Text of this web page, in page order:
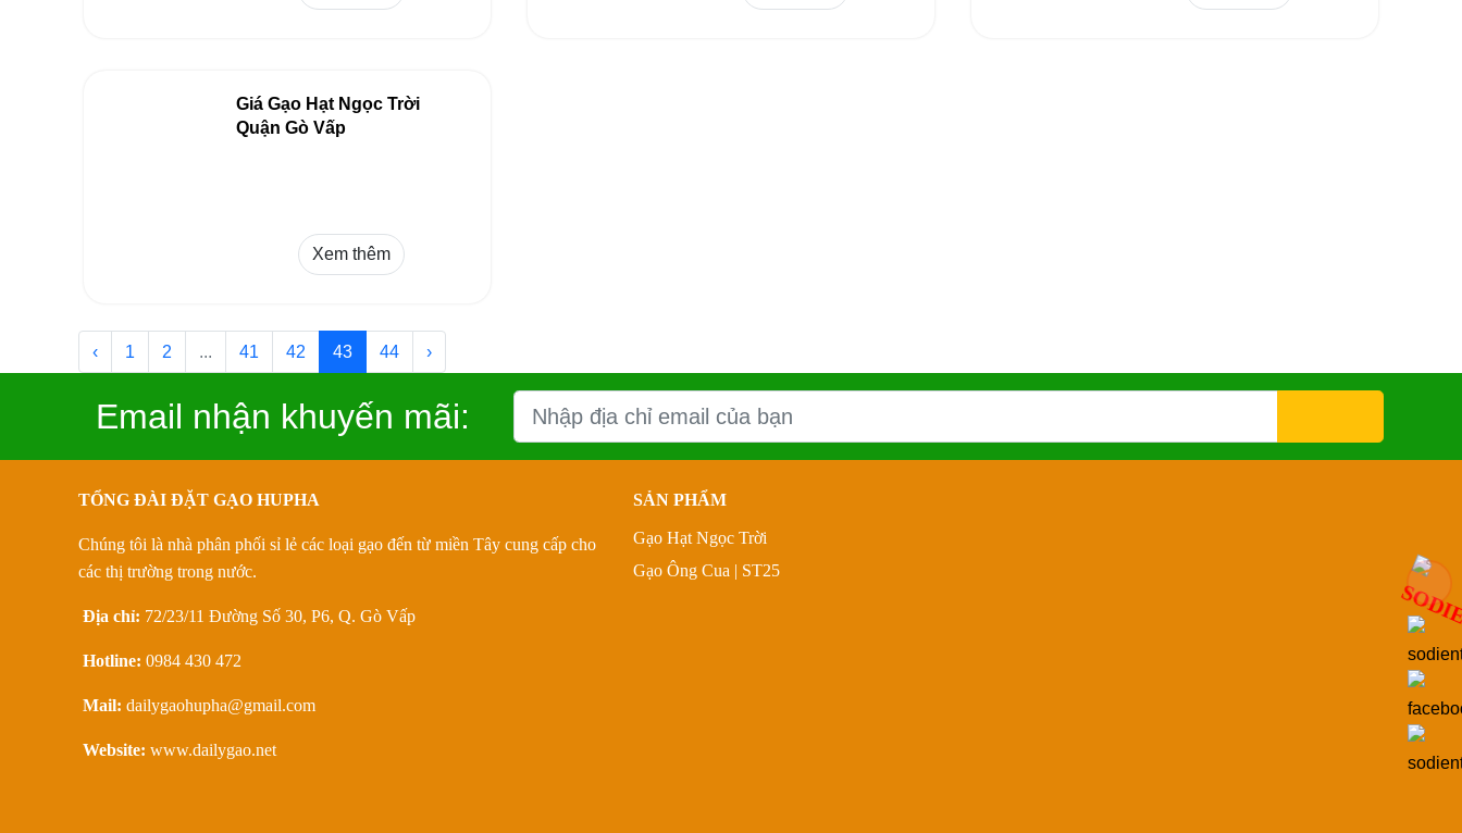
Giá Gạo Hạt Ngọc Trời
Quận Gò Vấp
Xem thêm
‹ 1 2 ... 41 42 43 44 ›
Email nhận khuyến mãi:
TỔNG ĐÀI ĐẶT GẠO HUPHA
Chúng tôi là nhà phân phối sỉ lẻ các loại gạo đến từ miền Tây cung cấp cho
các thị trường trong nước.
Địa chỉ: 72/23/11 Đường Số 30, P6, Q. Gò Vấp
Hotline: 0984 430 472
Mail: dailygaohupha@gmail.com
Website: www.dailygao.net
SẢN PHẨM
Gạo Hạt Ngọc Trời
Gạo Ông Cua | ST25